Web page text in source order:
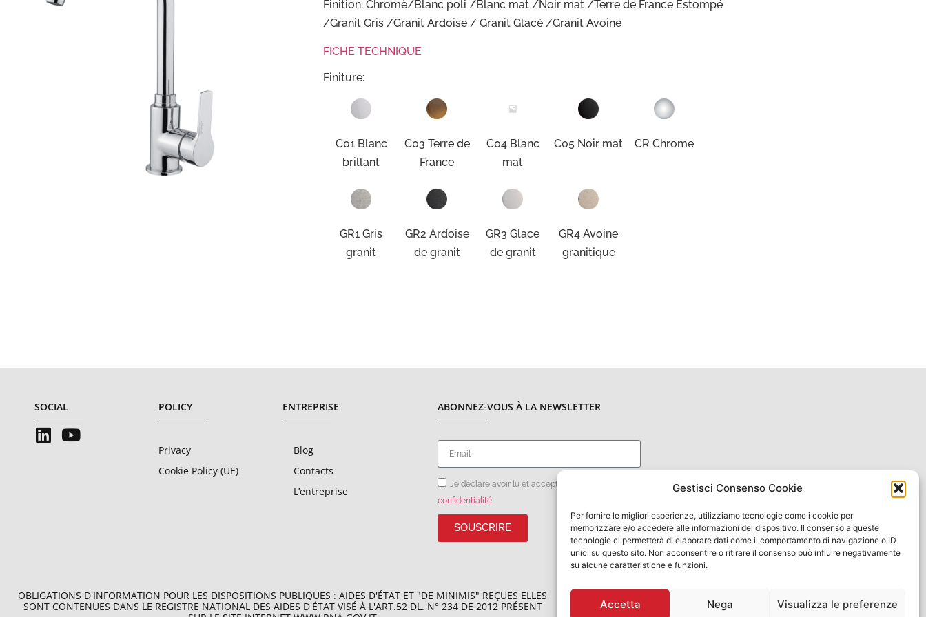
Gestisci Consenso Cookie
Per fornire le migliori esperienze, utilizziamo tecnologie come i cookie per
memorizzare e/o accedere alle informazioni del dispositivo. Il consenso a queste
tecnologie ci permetterà di elaborare dati come il comportamento di navigazione o ID
unici su questo sito. Non acconsentire o ritirare il consenso può influire negativamente
su alcune caratteristiche e funzioni.
Accetta Nega Visualizza le preferenze
Finition: Chromè/Blanc poli /Blanc mat /Noir mat /Terre de France Estompé
/Granit Gris /Granit Ardoise / Granit Glacé /Granit Avoine
FICHE TECHNIQUE
Finiture:
C01 Blanc
brillant
C03 Terre de
France
C04 Blanc
mat
C05 Noir mat CR Chrome
GR1 Gris
granit
GR2 Ardoise
de granit
GR3 Glace
de granit
GR4 Avoine
granitique
SOCIAL POLICY
Privacy
Cookie Policy (UE)
ENTREPRISE
Blog
Contacts
L’entreprise
ABONNEZ-VOUS À LA NEWSLETTER
Je déclare avoir lu et accepté les
confidentialité
SOUSCRIRE
OBLIGATIONS D'INFORMATION POUR LES DISPOSITIONS PUBLIQUES : AIDES D'ÉTAT ET "DE MINIMIS" REÇUES ELLES
SONT CONTENUES DANS LE REGISTRE NATIONAL DES AIDES D'ÉTAT VISÉ À L'ART.52 DL. N° 234 DE 2012 PRÉSENT